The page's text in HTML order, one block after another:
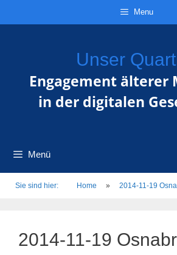
Menu
Unser
Engagement älterer
in der digitalen
Menü
Sie sind hier: Home » 2014-11-19
2014-11-19